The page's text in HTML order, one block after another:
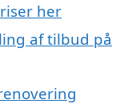
her
af tilbud på